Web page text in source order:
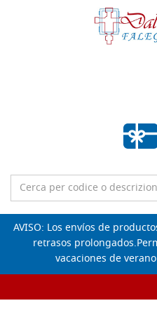
AVISO: Los envíos de
retrasos
vacaciones de